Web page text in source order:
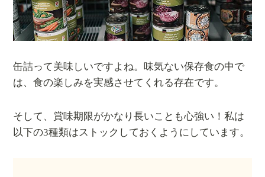
缶詰って美味しいですよね。味気ない保存食の中で
は、食の楽しみを実感させてくれる存在です。
そして、賞味期限がかなり長いことも心強い！私は
以下の3種類はストックしておくようにしています。